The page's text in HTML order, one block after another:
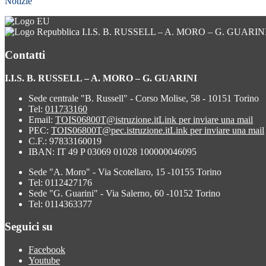
I.I.S. B. RUSSELL – A. MORO – G.
Contatti
I.I.S. B. RUSSELL – A. MORO – G. GUARINI
Sede centrale "B. Russell" - Corso Molise, 58 - 10151 Torino
Tel: 011733160
Email: TOIS06800T@istruzione.itLink per inviare una mail
PEC: TOIS06800T@pec.istruzione.itLink per inviare una mail
C.F.: 97833160019
IBAN: IT 49 P 03069 01028 100000046095
Sede "A. Moro" - Via Scotellaro, 15 -10155 Torino
Tel: 0112427176
Sede "G. Guarini" - Via Salerno, 60 -10152 Torino
Tel: 0114363377
Seguici su
Facebook
Youtube